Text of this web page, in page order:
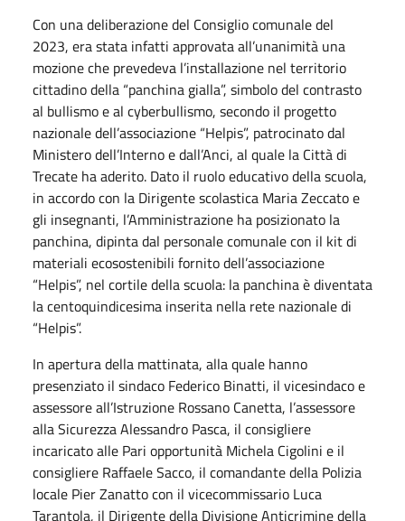
Con una deliberazione del Consiglio comunale del
2023, era stata infatti approvata all’unanimità una
mozione che prevedeva l’installazione nel territorio
cittadino della “panchina gialla”, simbolo del contrasto
al bullismo e al cyberbullismo, secondo il progetto
nazionale dell’associazione “Helpis”, patrocinato dal
Ministero dell’Interno e dall’Anci, al quale la Città di
Trecate ha aderito. Dato il ruolo educativo della scuola,
in accordo con la Dirigente scolastica Maria Zeccato e
gli insegnanti, l’Amministrazione ha posizionato la
panchina, dipinta dal personale comunale con il kit di
materiali ecosostenibili fornito dell’associazione
“Helpis”, nel cortile della scuola: la panchina è diventata
la centoquindicesima inserita nella rete nazionale di
“Helpis”.
In apertura della mattinata, alla quale hanno
presenziato il sindaco Federico Binatti, il vicesindaco e
assessore all’Istruzione Rossano Canetta, l’assessore
alla Sicurezza Alessandro Pasca, il consigliere
incaricato alle Pari opportunità Michela Cigolini e il
consigliere Raffaele Sacco, il comandante della Polizia
locale Pier Zanatto con il vicecommissario Luca
Tarantola, il Dirigente della Divisione Anticrimine della